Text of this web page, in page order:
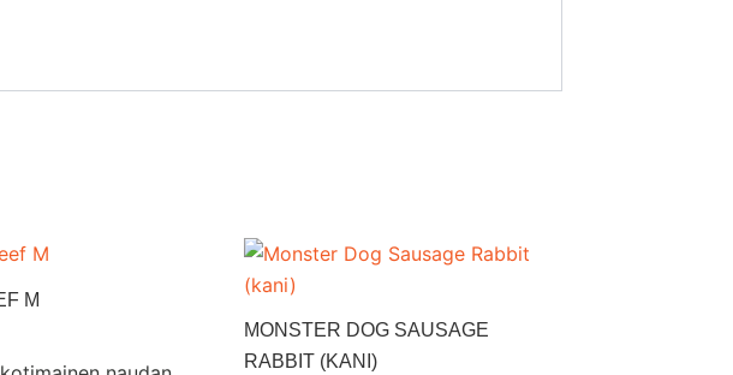
M
MONSTER DOG SAUSAGE
RABBIT (KANI)
Hintaluokka:
3,90 €
Tällä